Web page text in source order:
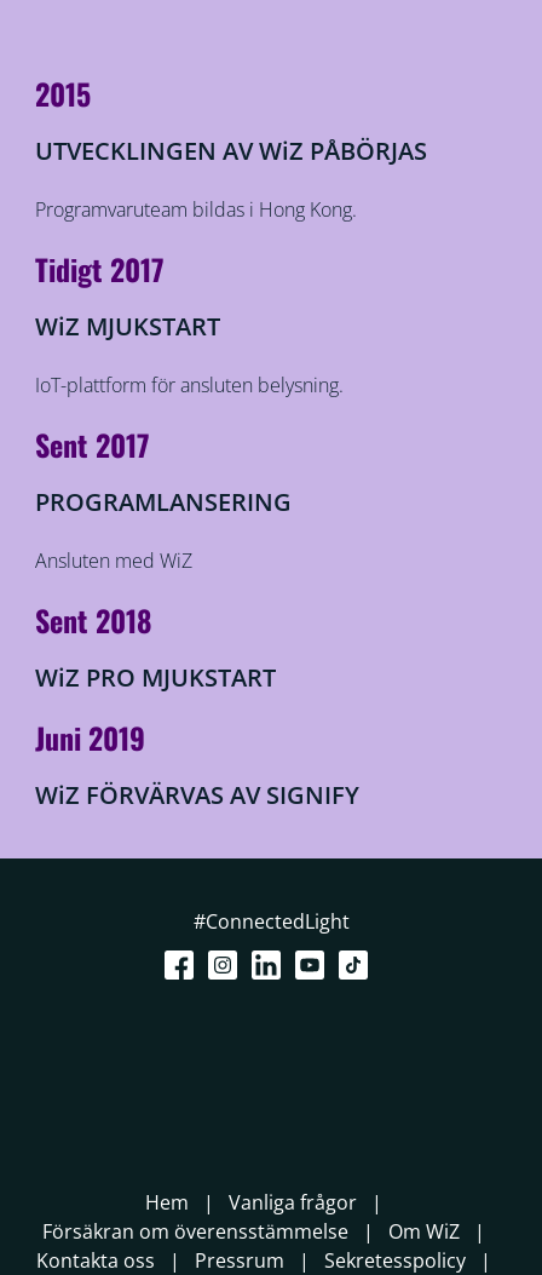
2015
UTVECKLINGEN AV WiZ PÅBÖRJAS
Programvaruteam bildas i Hong Kong.
Tidigt 2017
WiZ MJUKSTART
IoT-plattform för ansluten belysning.
Sent 2017
PROGRAMLANSERING
Ansluten med WiZ
Sent 2018
WiZ PRO MJUKSTART
Juni 2019
WiZ FÖRVÄRVAS AV SIGNIFY
#ConnectedLight
Hem
Vanliga frågor
Försäkran om överensstämmelse
Om WiZ
Kontakta oss
Pressrum Sekretesspolicy